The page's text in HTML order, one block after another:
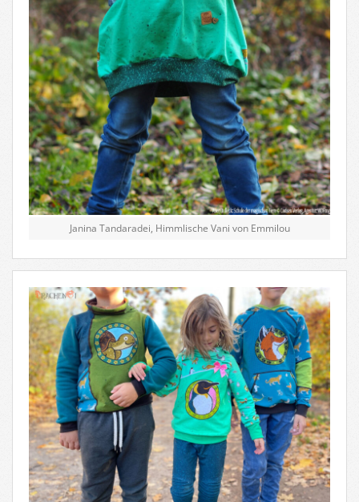
Janina Tandaradei, Himmlische Vani von Emmilou